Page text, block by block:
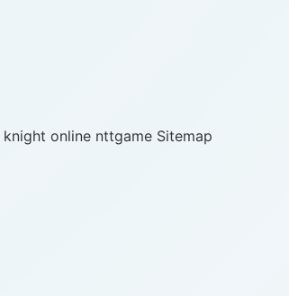
knight online nttgame Sitemap